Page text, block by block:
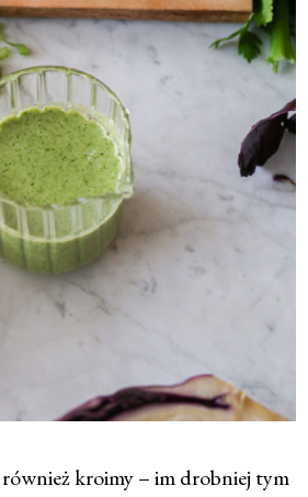
również kroimy – im drobniej tym